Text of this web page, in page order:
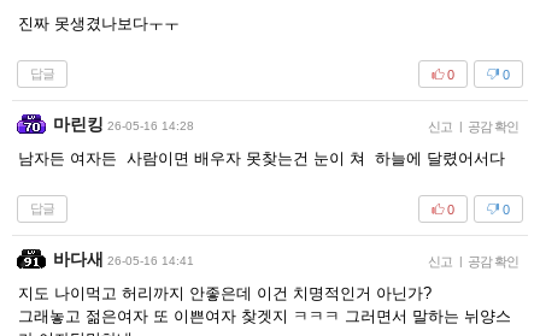
진짜 못생겼나보다ㅜㅜ
답글 0
0
마린킹 26-05-16 14:28 신고 | 공감 확인
남자든 여자든 사람이면 배우자 못찾는건 눈이 쳐 하늘에 달렸어서다
답글 0
0
바다새 26-05-16 14:41 신고 | 공감 확인
지도 나이먹고 허리까지 안좋은데 이건 치명적인거 아닌가?
그래놓고 젊은여자 또 이쁜여자 찾겟지 ㅋㅋㅋ 그러면서 말하는 뉘양스